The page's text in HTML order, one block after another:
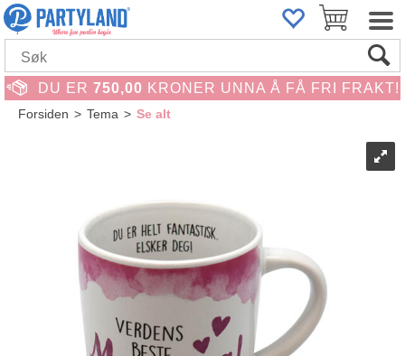
DU ER 750,00 KRONER UNNA Å FÅ FRI FRAKT!
Forsiden>Tema>Se alt